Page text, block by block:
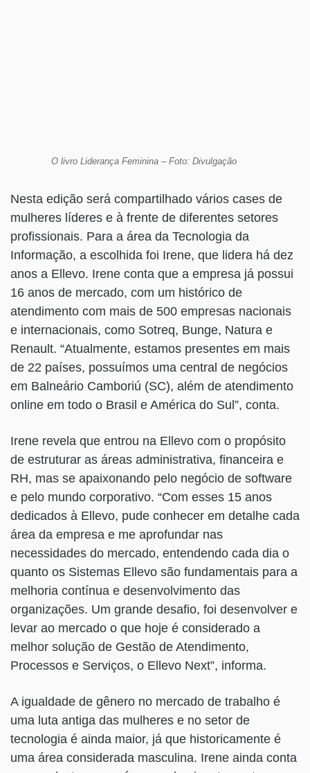
O livro Liderança Feminina – Foto: Divulgação
Nesta edição será compartilhado vários cases de
mulheres líderes e à frente de diferentes setores
profissionais. Para a área da Tecnologia da
Informação, a escolhida foi Irene, que lidera há dez
anos a Ellevo. Irene conta que a empresa já possui
16 anos de mercado, com um histórico de
atendimento com mais de 500 empresas nacionais
e internacionais, como Sotreq, Bunge, Natura e
Renault. “Atualmente, estamos presentes em mais
de 22 países, possuímos uma central de negócios
em Balneário Camboriú (SC), além de atendimento
online em todo o Brasil e América do Sul”, conta.
Irene revela que entrou na Ellevo com o propósito
de estruturar as áreas administrativa, financeira e
RH, mas se apaixonando pelo negócio de software
e pelo mundo corporativo. “Com esses 15 anos
dedicados à Ellevo, pude conhecer em detalhe cada
área da empresa e me aprofundar nas
necessidades do mercado, entendendo cada dia o
quanto os Sistemas Ellevo são fundamentais para a
melhoria contínua e desenvolvimento das
organizações. Um grande desafio, foi desenvolver e
levar ao mercado o que hoje é considerado a
melhor solução de Gestão de Atendimento,
Processos e Serviços, o Ellevo Next”, informa.
A igualdade de gênero no mercado de trabalho é
uma luta antiga das mulheres e no setor de
tecnologia é ainda maior, já que historicamente é
uma área considerada masculina. Irene ainda conta